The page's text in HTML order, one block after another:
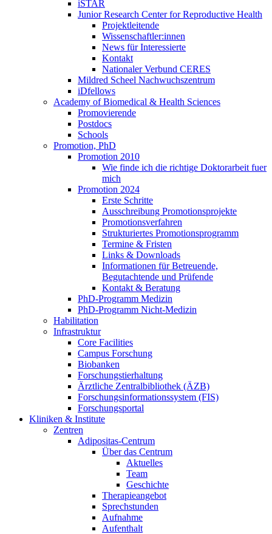
iSTAR
Junior Research Center for Reproductive Health
Projektleitende
Wissenschaftler:innen
News für Interessierte
Kontakt
Nationaler Verbund CERES
Mildred Scheel Nachwuchszentrum
iDfellows
Academy of Biomedical & Health Sciences
Promovierende
Postdocs
Schools
Promotion, PhD
Promotion 2010
Wie finde ich die richtige Doktorarbeit fuer
mich
Promotion 2024
Erste Schritte
Ausschreibung Promotionsprojekte
Promotionsverfahren
Strukturiertes Promotionsprogramm
Termine & Fristen
Links & Downloads
Informationen für Betreuende,
Begutachtende und Prüfende
Kontakt & Beratung
PhD-Programm Medizin
PhD-Programm Nicht-Medizin
Habilitation
Infrastruktur
Core Facilities
Campus Forschung
Biobanken
Forschungstierhaltung
Ärztliche Zentralbibliothek (ÄZB)
Forschungsinformationssystem (FIS)
Forschungsportal
Kliniken & Institute
Zentren
Adipositas-Centrum
Über das Centrum
Aktuelles
Team
Geschichte
Therapieangebot
Sprechstunden
Aufnahme
Aufenthalt